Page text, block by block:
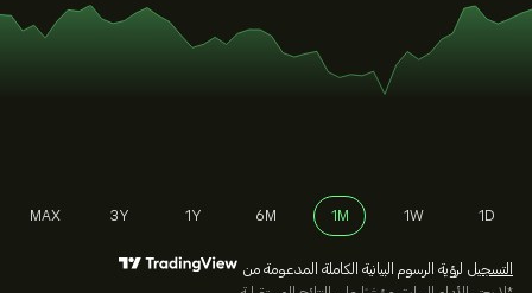
1D
1W
1M
6M
1Y
3Y
MAX
التسجيل لرؤية الرسوم البيانية الكاملة المدعومة من